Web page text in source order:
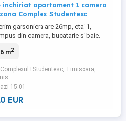
inchiriat apartament 1 camera
Complex Studentesc
garsoniera are 26mp, etaj 1,
din camera, bucatarie si baie.
frigider, tv, net, baie cu dus,
m2
Complexul+Studentesc, Timisoara,
azi 15:01
EUR